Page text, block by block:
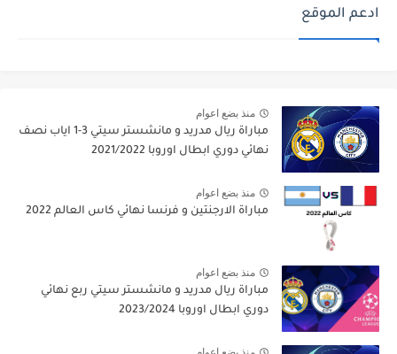
ادعم الموقع
منذ بضع اعوام
مباراة ريال مدريد و مانشستر سيتي 3-1 اياب نصف
نهائي دوري ابطال اوروبا 2021/2022
منذ بضع اعوام
مباراة الارجنتين و فرنسا نهائي كاس العالم 2022
منذ بضع اعوام
مباراة ريال مدريد و مانشستر سيتي ربع نهائي
دوري ابطال اوروبا 2023/2024